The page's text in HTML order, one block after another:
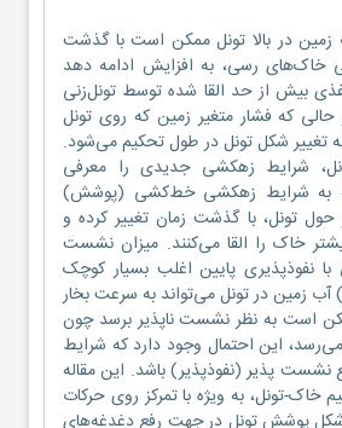
در بالا تونل ممکن است با گذشت
خاک‌های رسی، به افزایش ادامه دهد
بیش از حد القا شده توسط تونل‌زنی
حالی که فشار متغیر زمین که روی تونل
تغییر شکل تونل در طول تحکیم می‌شود.
شرایط زهکشی جدیدی را معرفی
به شرایط زهکشی خط‌کشی (پوشش)
تونل، با گذشت زمان تغییر کرده و
خاک را القا می‌کنند. میزان نشست
نفوذپذیری پایین اغلب بسیار کوچک
زمین در تونل می‌تواند به سرعت بخار
است به نظر نشست ناپذیر برسد چون
این احتمال وجود دارد که شرایط
پذیر (نفوذپذیر) باشد. این مقاله
خاک-تونل، به ویژه با تمرکز روی حرکات
پوشش تونل در جهت رفع دغدغه‌های